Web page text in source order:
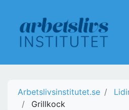
Arbetslivsinstitutet.se
Grillkock